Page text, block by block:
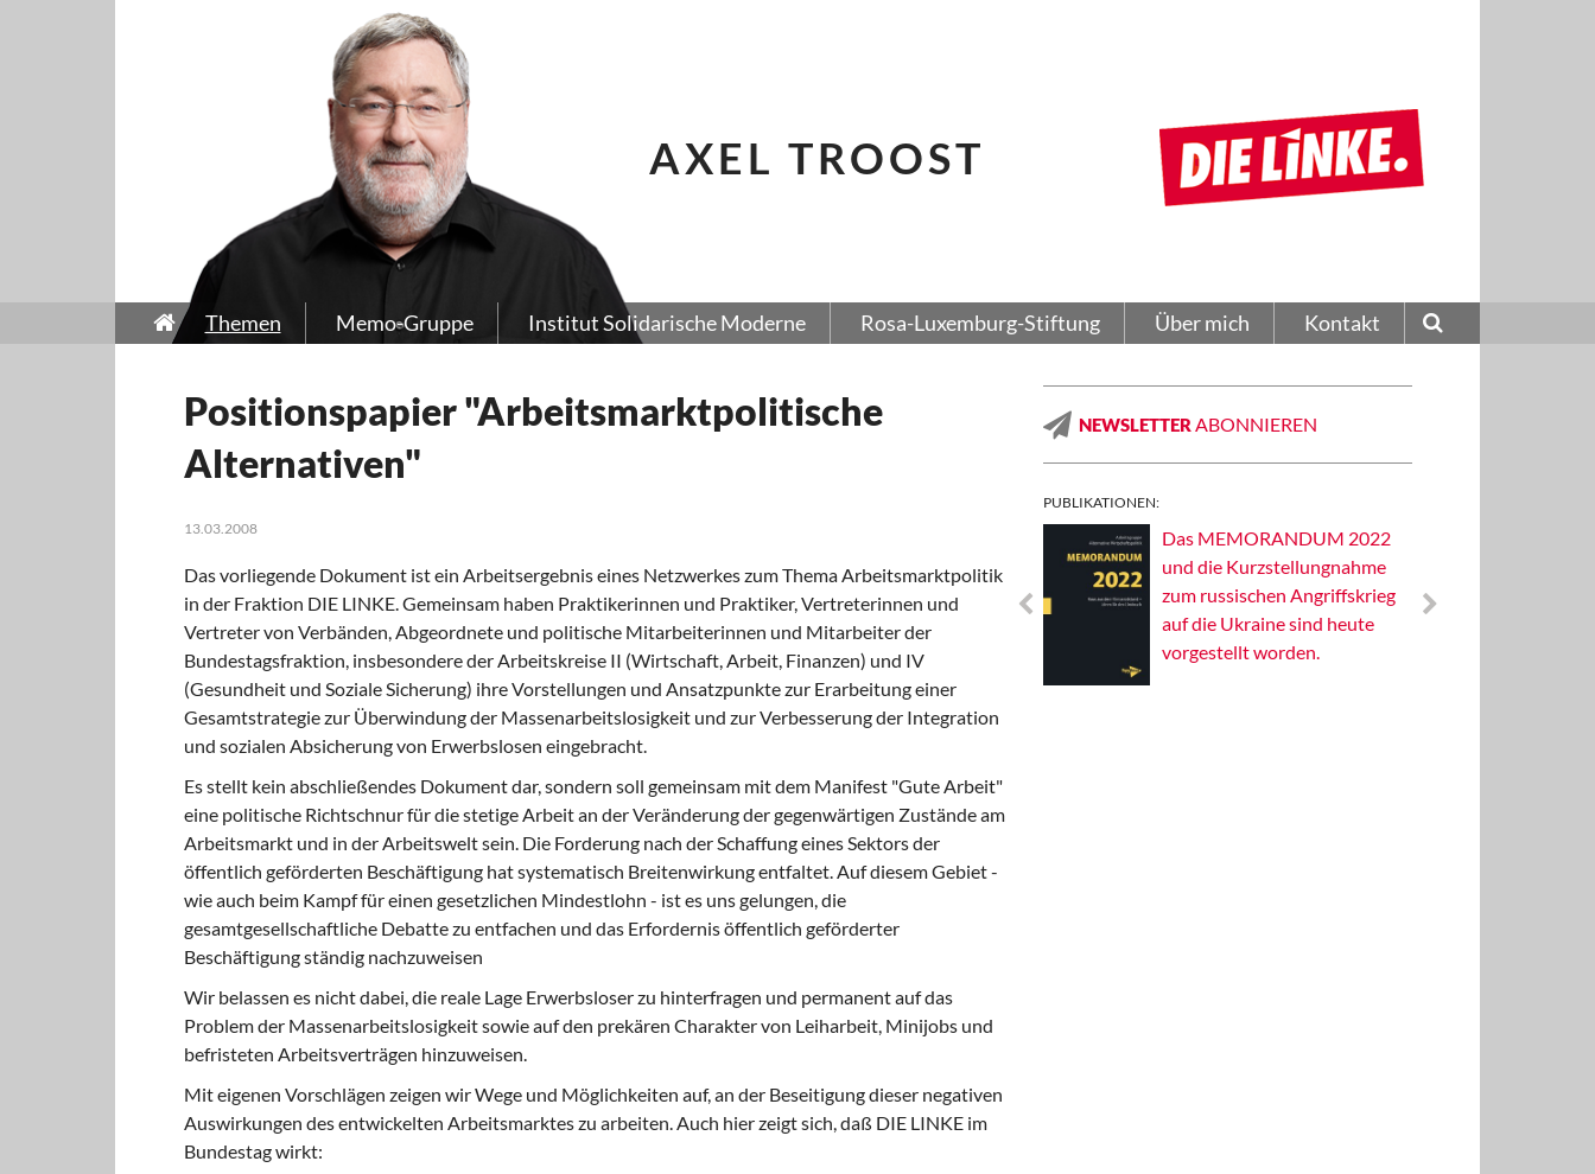
AXEL TROOST
Themen Memo-Gruppe Institut Solidarische Moderne Rosa-Luxemburg-Stiftung Über mich Kontakt
Positionspapier "Arbeitsmarktpolitische
Alternativen"
13.03.2008
Das vorliegende Dokument ist ein Arbeitsergebnis eines Netzwerkes zum Thema Arbeitsmarktpolitik
in der Fraktion DIE LINKE. Gemeinsam haben Praktikerinnen und Praktiker, Vertreterinnen und
Vertreter von Verbänden, Abgeordnete und politische Mitarbeiterinnen und Mitarbeiter der
Bundestagsfraktion, insbesondere der Arbeitskreise II (Wirtschaft, Arbeit, Finanzen) und IV
(Gesundheit und Soziale Sicherung) ihre Vorstellungen und Ansatzpunkte zur Erarbeitung einer
Gesamtstrategie zur Überwindung der Massenarbeitslosigkeit und zur Verbesserung der Integration
und sozialen Absicherung von Erwerbslosen eingebracht.
Es stellt kein abschließendes Dokument dar, sondern soll gemeinsam mit dem Manifest "Gute Arbeit"
eine politische Richtschnur für die stetige Arbeit an der Veränderung der gegenwärtigen Zustände am
Arbeitsmarkt und in der Arbeitswelt sein. Die Forderung nach der Schaffung eines Sektors der
öffentlich geförderten Beschäftigung hat systematisch Breitenwirkung entfaltet. Auf diesem Gebiet -
wie auch beim Kampf für einen gesetzlichen Mindestlohn - ist es uns gelungen, die
gesamtgesellschaftliche Debatte zu entfachen und das Erfordernis öffentlich geförderter
Beschäftigung ständig nachzuweisen
Wir belassen es nicht dabei, die reale Lage Erwerbsloser zu hinterfragen und permanent auf das
Problem der Massenarbeitslosigkeit sowie auf den prekären Charakter von Leiharbeit, Minijobs und
befristeten Arbeitsverträgen hinzuweisen.
Mit eigenen Vorschlägen zeigen wir Wege und Möglichkeiten auf, an der Beseitigung dieser negativen
Auswirkungen des entwickelten Arbeitsmarktes zu arbeiten. Auch hier zeigt sich, daß DIE LINKE im
Bundestag wirkt:
NEWSLETTER ABONNIEREN
PUBLIKATIONEN:
Mosaiklinke Perspektiven
Das MEMORANDUM 2022
und die Kurzstellungnahme
zum russischen Angriffskrieg
auf die Ukraine sind heute
vorgestellt worden.